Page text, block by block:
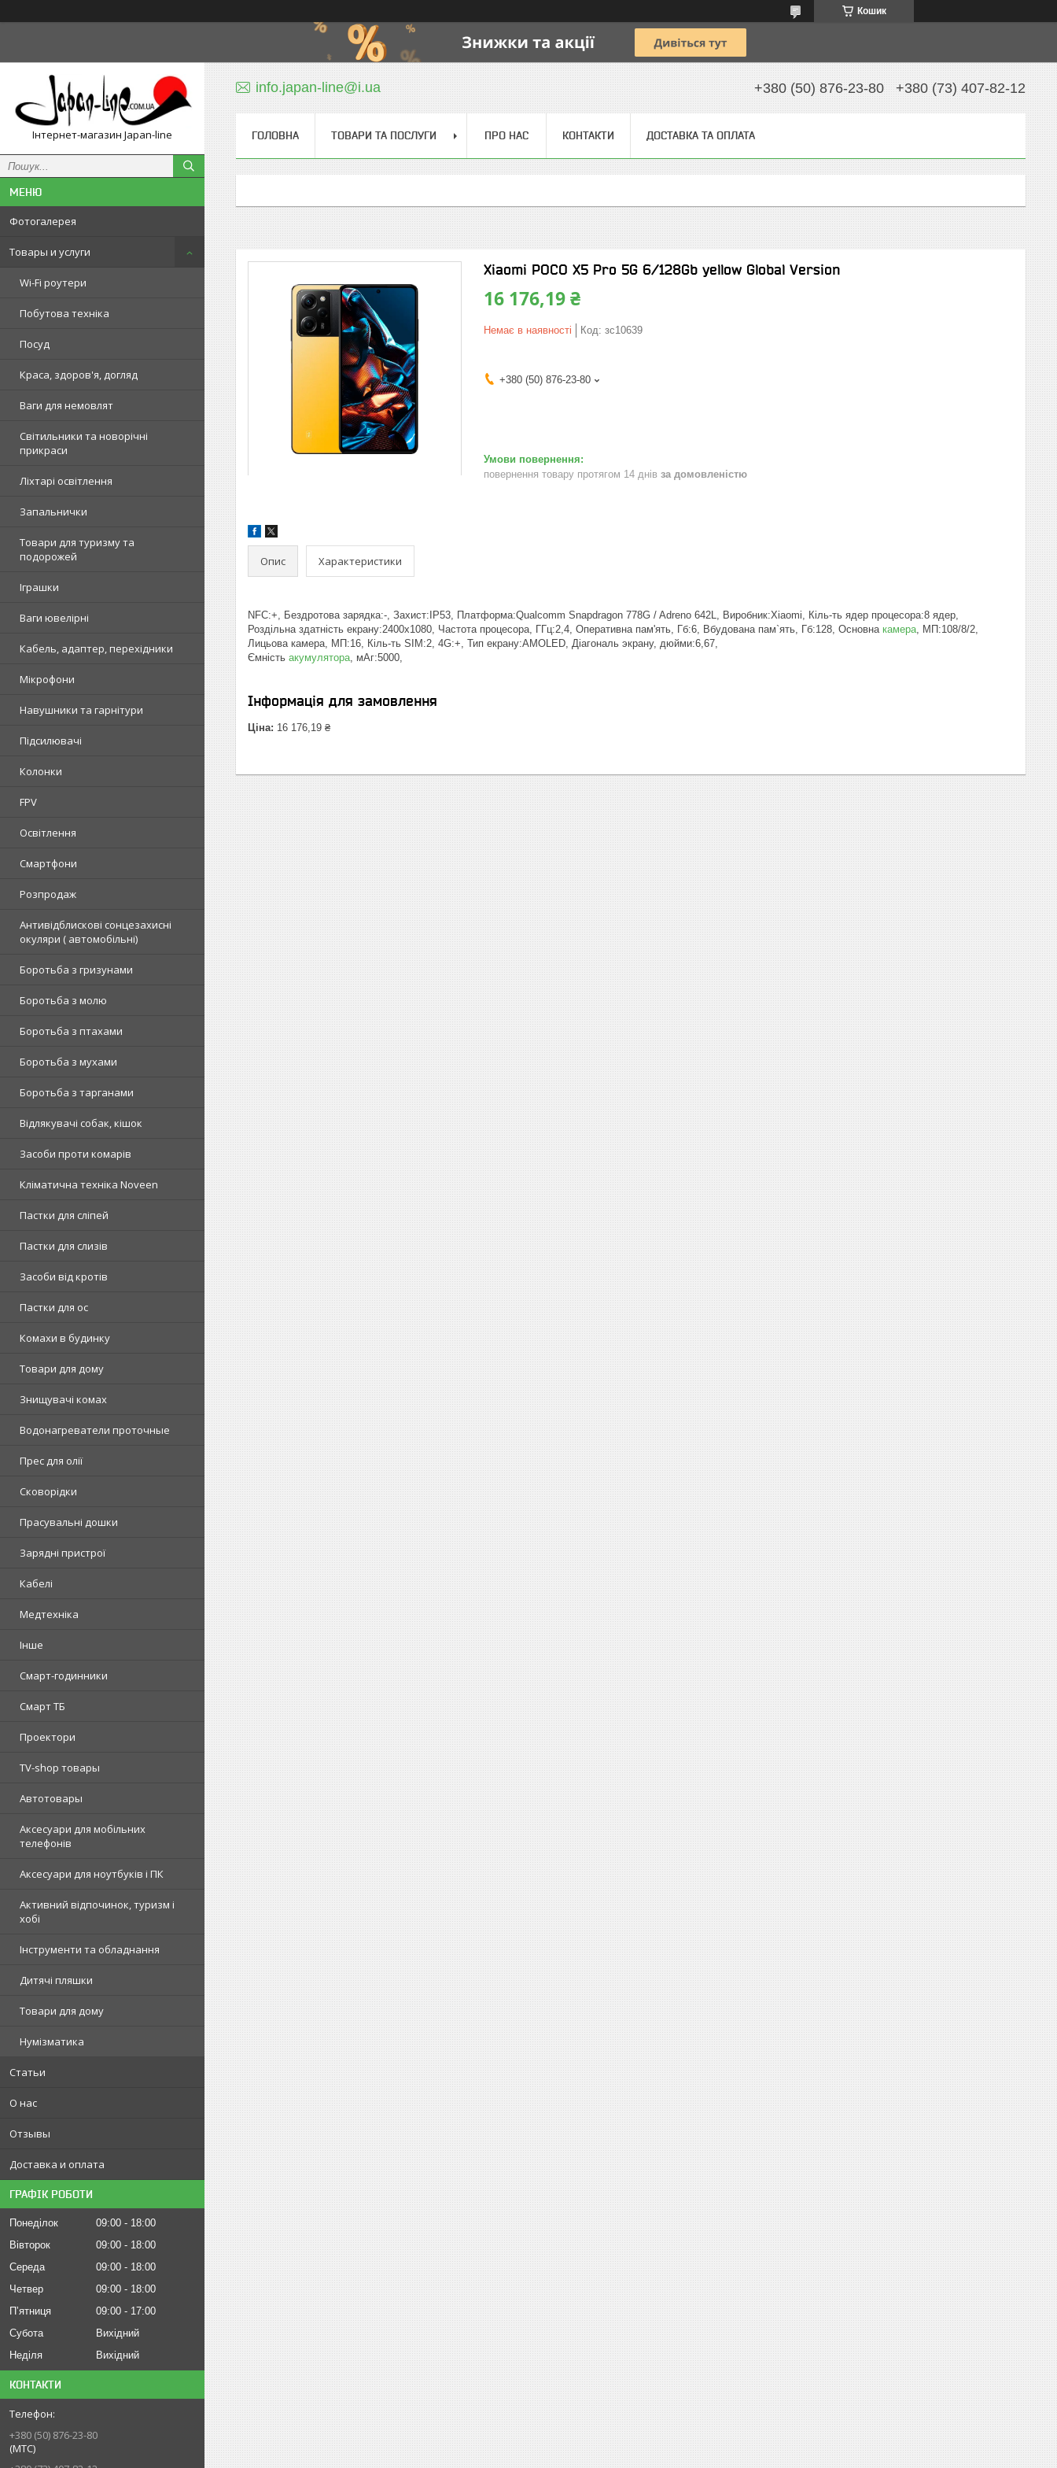
Кошик
Інтернет-магазин Japan-line
Фотогалерея
Товары и услуги
Wi-Fi роутери
Побутова техніка
Посуд
Краса, здоров'я, догляд
Ваги для немовлят
Світильники та новорічні
прикраси
Ліхтарі освітлення
Запальнички
Товари для туризму та
подорожей
Іграшки
Ваги ювелірні
Кабель, адаптер, перехідники
Мікрофони
Навушники та гарнітури
Підсилювачі
Колонки
FPV
Освітлення
Смартфони
Розпродаж
Антивідблискові сонцезахисні
окуляри ( автомобільні)
Боротьба з гризунами
Боротьба з молю
Боротьба з птахами
Боротьба з мухами
Боротьба з тарганами
Відлякувачі собак, кішок
Засоби проти комарів
Кліматична техніка Noveen
Пастки для сліпей
Пастки для слизів
Засоби від кротів
Пастки для ос
Комахи в будинку
Товари для дому
Знищувачі комах
Водонагреватели проточные
Прес для олії
Сковорідки
Прасувальні дошки
Зарядні пристрої
Кабелі
Медтехніка
Інше
Смарт-годинники
Смарт ТБ
Проектори
TV-shop товары
Автотовары
Аксесуари для мобільних
телефонів
Аксесуари для ноутбуків і ПК
Активний відпочинок, туризм і
хобі
Інструменти та обладнання
Дитячі пляшки
Товари для дому
Нумізматика
Статьи
О нас
Отзывы
Доставка и оплата
ГРАФІК РОБОТИ
Понеділок 09:00
18:00
Вівторок
09:00
18:00
Середа
09:00
18:00
Четвер
09:00
18:00
Пʼятниця
09:00
17:00
Субота
Вихідний
Неділя
Вихідний
КОНТАКТИ
+380 (50) 876-23-80
(МТС)
info.japan-line@i.ua +380 (50) 876-23-80 +380 (73) 407-82-12
ГОЛОВНА ТОВАРИ ТА ПОСЛУГИ ПРО НАС КОНТАКТИ ДОСТАВКА ТА ОПЛАТА
Xiaomi POCO X5 Pro 5G 6/128Gb yellow Global Version
16 176,19 ₴
Немає в наявності Код: зс10639
+380 (50) 876-23-80
повернення товару протягом 14 днів за домовленістю
Опис Характеристики
NFC:+, Бездротова зарядка:-, Захист:IP53, Платформа:Qualcomm Snapdragon 778G / Adreno 642L, Виробник:Xiaomi, Кіль-ть ядер процесора:8 ядер,
Роздільна здатність екрану:2400x1080, Частота процесора, ГГц:2,4, Оперативна пам'ять, Гб:6, Вбудована пам`ять, Гб:128, Основна камера, МП:108/8/2,
Лицьова камера, МП:16, Кіль-ть SIM:2, 4G:+, Тип екрану:AMOLED, Діагональ экрану, дюйми:6,67,
Ємність акумулятора, мАг:5000,
Інформація для замовлення
Ціна: 16 176,19 ₴